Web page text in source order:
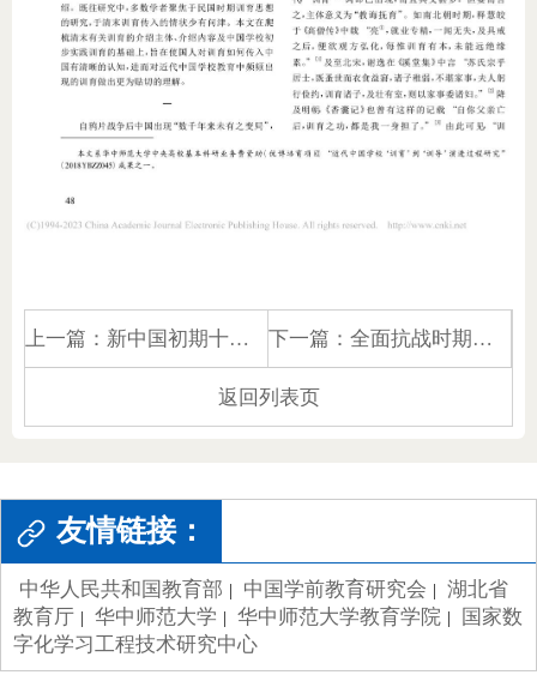
上一篇： 新中国初期十七年研究生学位制度探索的历史考察 下一篇： 全面抗战时期国民教育制度的推行与鉴析
返回列表页
友情链接：
中华人民共和国教育部 中国学前教育研究会
湖北省
教育厅
华中师范大学 华中师范大学教育学院
国家数
字化学习工程技术研究中心